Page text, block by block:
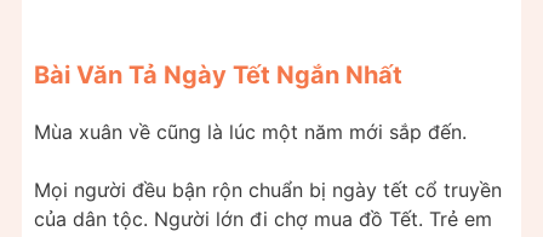
Bài Văn Tả Ngày Tết Ngắn Nhất
Mùa xuân về cũng là lúc một năm mới sắp đến.
Mọi người đều bận rộn chuẩn bị ngày tết cổ truyền
của dân tộc. Người lớn đi chợ mua đồ Tết. Trẻ em